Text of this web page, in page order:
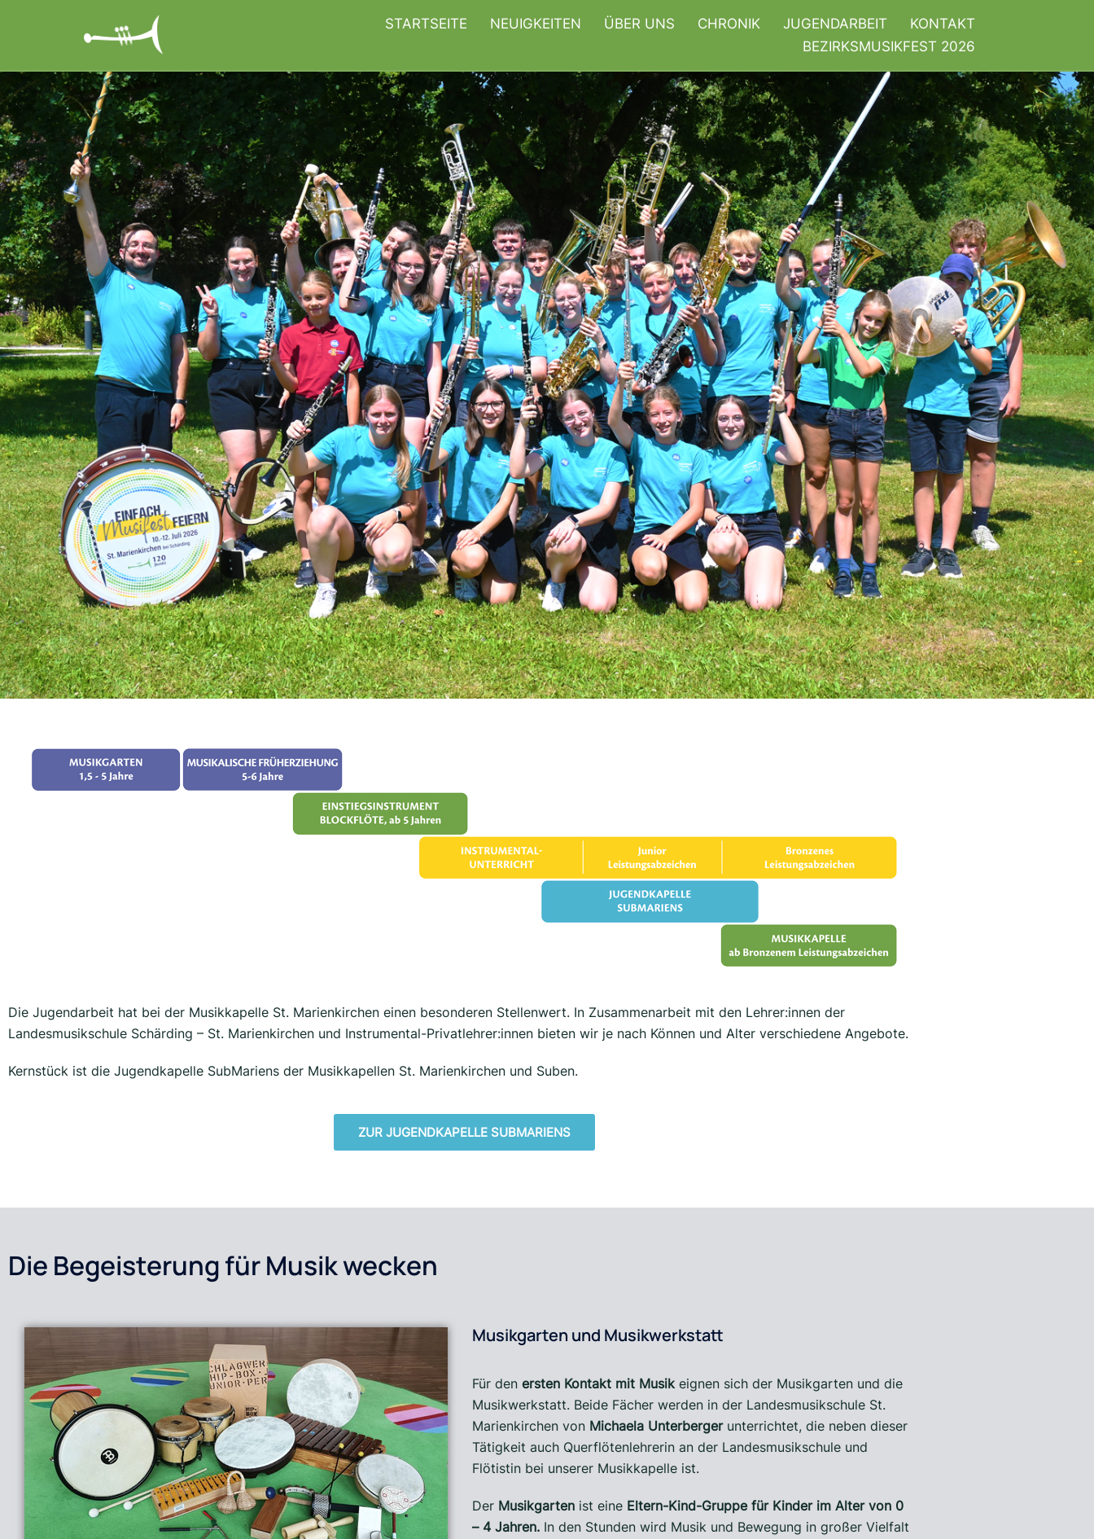
STARTSEITE NEUIGKEITEN ÜBER UNS CHRONIK JUGENDARBEIT
KONTAKT
BEZIRKSMUSIKFEST 2026
Die Jugendarbeit hat bei der Musikkapelle St. Marienkirchen einen besonderen Stellenwert. In Zusammenarbeit mit den Lehrer:innen der
Landesmusikschule Schärding – St. Marienkirchen und Instrumental-Privatlehrer:innen bieten wir je nach Können und Alter verschiedene Angebote.
Kernstück ist die Jugendkapelle SubMariens der Musikkapellen St. Marienkirchen und Suben.
ZUR JUGENDKAPELLE SUBMARIENS
Die Begeisterung für Musik wecken
Musikgarten und Musikwerkstatt
Für den ersten Kontakt mit Musikeignen sich der Musikgarten und die
Musikwerkstatt. Beide Fächer werden in der Landesmusikschule St.
Marienkirchen von Michaela Unterbergerunterrichtet, die neben dieser
Tätigkeit auch Querflötenlehrerin an der Landesmusikschule und
Flötistin bei unserer Musikkapelle ist.
Der Musikgarten ist eine Eltern-Kind-Gruppe für Kinder im Alter von 0
– 4 Jahren. In den Stunden wird Musik und Bewegung in großer Vielfalt